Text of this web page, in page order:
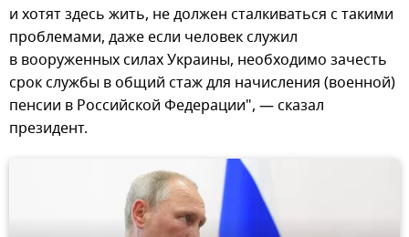
и хотят здесь жить, не должен сталкиваться с такими
проблемами, даже если человек служил
в вооруженных силах Украины, необходимо зачесть
срок службы в общий стаж для начисления (военной)
пенсии в Российской Федерации", — сказал
президент.